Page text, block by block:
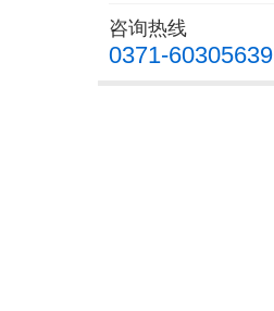
咨询热线
0371-60305639